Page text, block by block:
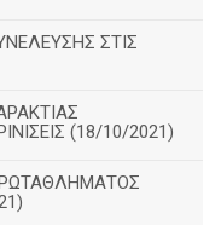
ΣΤΙΣ
(18/10/2021)